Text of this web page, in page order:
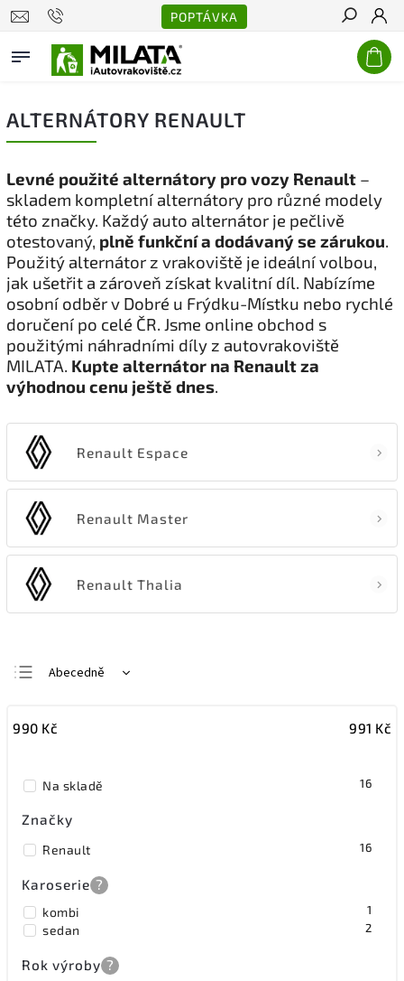
POPTÁVKA
Hledat
ALTERNÁTORY RENAULT
Levné použité alternátory pro vozy Renault –
skladem kompletní alternátory pro různé modely
této značky. Každý auto alternátor je pečlivě
otestovaný, plně funkční a dodávaný se zárukou.
Použitý alternátor z vrakoviště je ideální volbou,
jak ušetřit a zároveň získat kvalitní díl. Nabízíme
osobní odběr v Dobré u Frýdku-Místku nebo rychlé
doručení po celé ČR. Jsme online obchod s
použitými náhradními díly z autovrakoviště
MILATA. Kupte alternátor na Renault za
výhodnou cenu ještě dnes.
Renault Espace
Renault Master
Renault Thalia
Abecedně
Nejdražší
990 Kč 991 Kč
Na skladě 16
Značky
Renault 16
Karoserie ?
kombi 1
sedan 2
Rok výroby ?